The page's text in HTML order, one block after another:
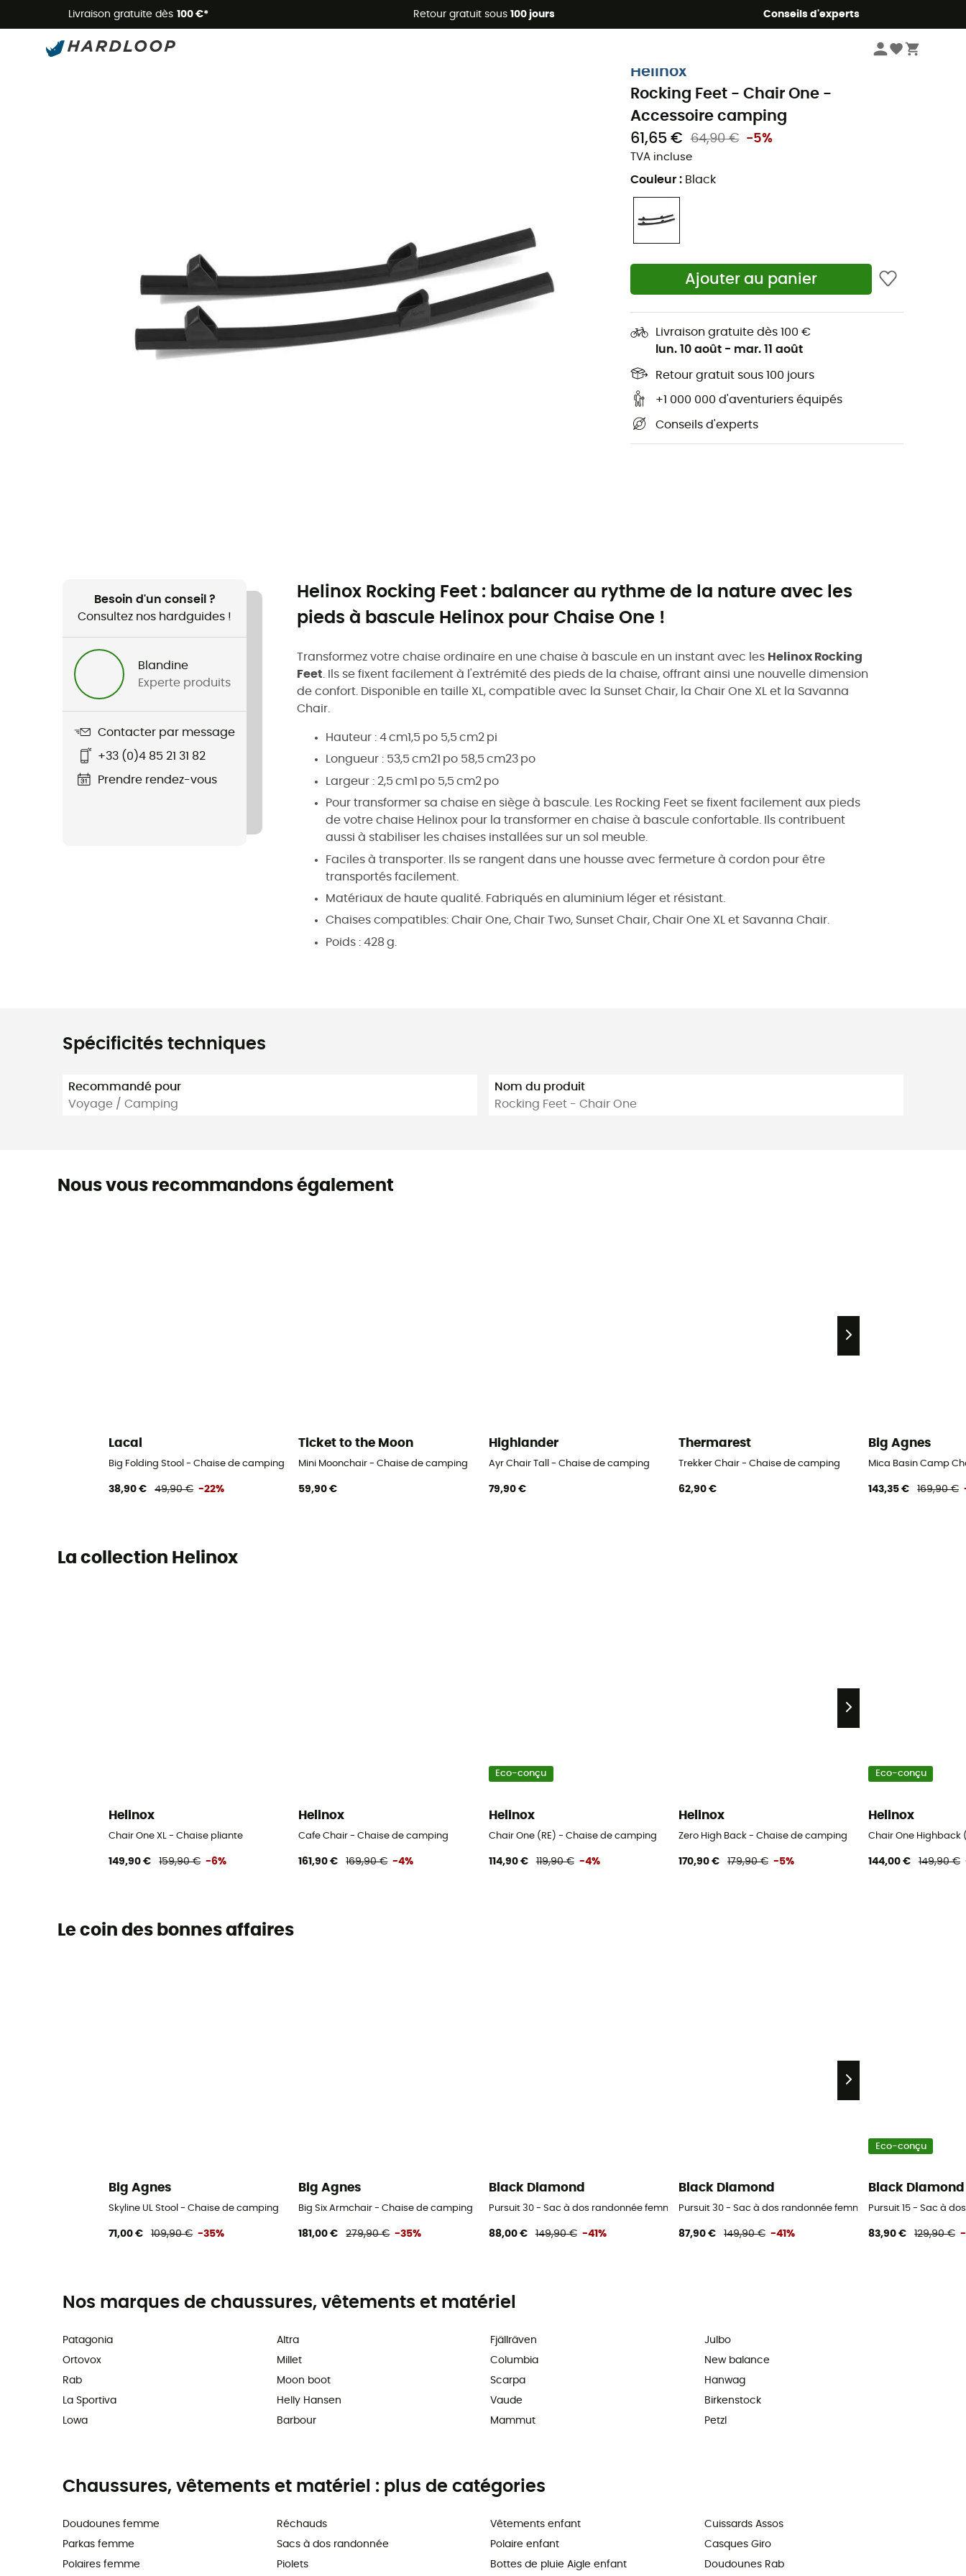
Livraison gratuite dès 100 €* Retour gratuit sous 100 jours Conseils d'experts
Promos d'été 🔥 -5 % EXTRA dès 2 produits* code Summer5
Chaises pliante de camping
Helinox
Rocking Feet - Chair One -
Accessoire camping
61,65 €
64,90 € -5%
TVA incluse
Couleur : Black
Ajouter au panier
Livraison gratuite dès 100 €
lun. 10 août - mar. 11 août
Retour gratuit sous 100 jours
+1 000 000 d'aventuriers équipés
Conseils d'experts
Besoin d'un conseil ?
Consultez nos hardguides !
Blandine
Experte produits
Contacter par message
+33 (0)4 85 21 31 82
Prendre rendez-vous
Helinox Rocking Feet : balancer au rythme de la nature avec les
pieds à bascule Helinox pour Chaise One !
Transformez votre chaise ordinaire en une chaise à bascule en un instant avec les Helinox Rocking
Feet . Ils se fixent facilement à l'extrémité des pieds de la chaise, offrant ainsi une nouvelle dimension
de confort. Disponible en taille XL, compatible avec la Sunset Chair, la Chair One XL et la Savanna
Chair.
Hauteur : 4 cm1,5 po 5,5 cm2 pi
Longueur : 53,5 cm21 po 58,5 cm23 po
Largeur : 2,5 cm1 po 5,5 cm2 po
Pour transformer sa chaise en siège à bascule. Les Rocking Feet se fixent facilement aux pieds
de votre chaise Helinox pour la transformer en chaise à bascule confortable. Ils contribuent
aussi à stabiliser les chaises installées sur un sol meuble.
Faciles à transporter. Ils se rangent dans une housse avec fermeture à cordon pour être
transportés facilement.
Matériaux de haute qualité. Fabriqués en aluminium léger et résistant.
Chaises compatibles: Chair One, Chair Two, Sunset Chair, Chair One XL et Savanna Chair.
Poids : 428 g.
Spécificités techniques
Recommandé pour
Voyage / Camping
Nom du produit
Rocking Feet - Chair One
Nous vous recommandons également
Lacal
Big Folding Stool - Chaise de camping
38,90 € 49,90 € -22%
Ticket to the Moon
Mini Moonchair - Chaise de camping
59,90 €
Highlander
Ayr Chair Tall - Chaise de camping
79,90 €
Thermarest
Trekker Chair - Chaise de camping
62,90 €
Big Agnes
Mica Basin Camp
143,35 € 169,90 €
La collection Helinox
Helinox
Chair One XL - Chaise pliante
149,90 € 159,90 € -6%
Helinox
Cafe Chair - Chaise de camping
161,90 € 169,90 € -4%
Eco-conçu
Helinox
Chair One (RE) - Chaise de camping
114,90 € 119,90 € -4%
Helinox
Zero High Back - Chaise de camping
170,90 € 179,90 € -5%
Eco-conçu
Helinox
Chair One Highback
144,00 € 149,90 €
Le coin des bonnes affaires
Big Agnes
Skyline UL Stool - Chaise de camping
71,00 € 109,90 € -35%
Big Agnes
Big Six Armchair - Chaise de camping
181,00 € 279,90 € -35%
Black Diamond
Pursuit 30 - Sac à dos randonnée femme
88,00 € 149,90 € -41%
Black Diamond
Pursuit 30 - Sac à dos randonnée femme
87,90 € 149,90 € -41%
Eco-conçu
Black Diamond
Pursuit 15 - Sac à
83,90 € 129,90 € -
Nos marques de chaussures, vêtements et matériel
Patagonia
Ortovox
Rab
La Sportiva
Lowa
Altra
Millet
Moon boot
Helly Hansen
Barbour
Fjällräven
Columbia
Scarpa
Vaude
Mammut
Julbo
New balance
Hanwag
Birkenstock
Petzl
Chaussures, vêtements et matériel : plus de catégories
Doudounes femme
Parkas femme
Polaires femme
Réchauds
Sacs à dos randonnée
Piolets
Vêtements enfant
Polaire enfant
Bottes de pluie Aigle enfant
Cuissards Assos
Casques Giro
Doudounes Rab